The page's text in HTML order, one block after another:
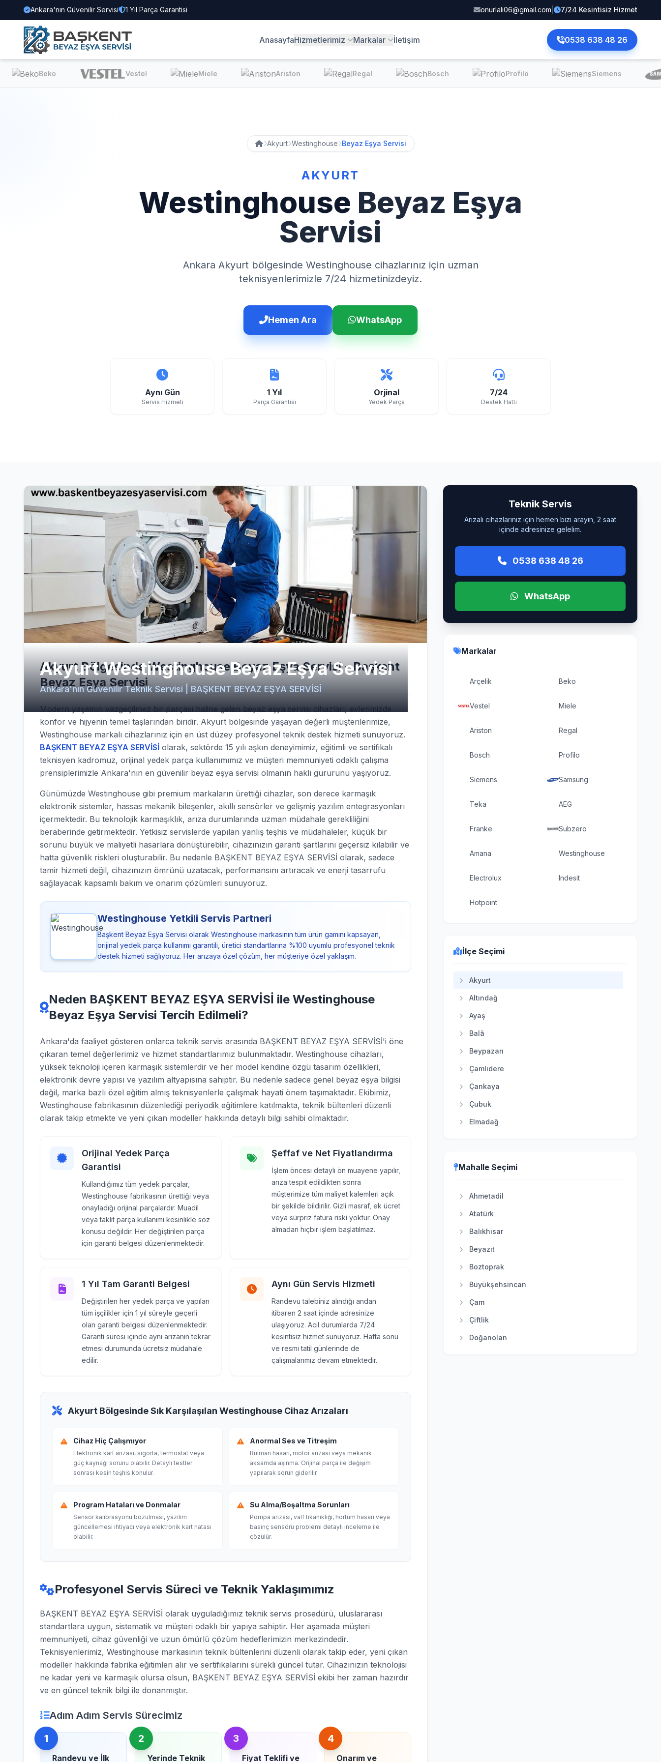
Ankara'nın Güvenilir Servisi 1 Yıl Parça Garantisi onurlali06@gmail.com 7/24 Kesintisiz Hizmet
AnasayfaHizmetlerimiz Markalar İletişim 0538 638 48 26
Beko Vestel Miele Ariston Regal Bosch Profilo Siemens
Akyurt Westinghouse Beyaz Eşya Servisi
AKYURT
Westinghouse Beyaz Eşya
Servisi
Ankara Akyurt bölgesinde Westinghouse cihazlarınız için uzman
teknisyenlerimizle 7/24 hizmetinizdeyiz.
Hemen Ara WhatsApp
Aynı Gün
Servis Hizmeti
1 Yıl
Parça Garantisi
Orjinal
Yedek Parça
7/24
Destek Hattı
Akyurt Westinghouse Beyaz Eşya Servisi
Ankara'nın Güvenilir Teknik Servisi | BAŞKENT BEYAZ EŞYA SERVİSİ
Akyurt Bölgesinde Westinghouse Beyaz Eşya Servisi - Başkent
Beyaz Eşya Servisi
Modern yaşamın vazgeçilmez bir parçası haline gelen beyaz eşya servisi cihazları, evlerimizde
konfor ve hijyenin temel taşlarından biridir. Akyurt bölgesinde yaşayan değerli müşterilerimize,
Westinghouse markalı cihazlarınız için en üst düzey profesyonel teknik destek hizmeti sunuyoruz.
BAŞKENT BEYAZ EŞYA SERVİSİ olarak, sektörde 15 yılı aşkın deneyimimiz, eğitimli ve sertifikalı
teknisyen kadromuz, orijinal yedek parça kullanımımız ve müşteri memnuniyeti odaklı çalışma
prensiplerimizle Ankara'nın en güvenilir beyaz eşya servisi olmanın haklı gururunu yaşıyoruz.
Günümüzde Westinghouse gibi premium markaların ürettiği cihazlar, son derece karmaşık
elektronik sistemler, hassas mekanik bileşenler, akıllı sensörler ve gelişmiş yazılım entegrasyonları
içermektedir. Bu teknolojik karmaşıklık, arıza durumlarında uzman müdahale gerekliliğini
beraberinde getirmektedir. Yetkisiz servislerde yapılan yanlış teşhis ve müdahaleler, küçük bir
sorunu büyük ve maliyetli hasarlara dönüştürebilir, cihazınızın garanti şartlarını geçersiz kılabilir ve
hatta güvenlik riskleri oluşturabilir. Bu nedenle BAŞKENT BEYAZ EŞYA SERVİSİ olarak, sadece
tamir hizmeti değil, cihazınızın ömrünü uzatacak, performansını artıracak ve enerji tasarrufu
sağlayacak kapsamlı bakım ve onarım çözümleri sunuyoruz.
Westinghouse Yetkili Servis Partneri
Başkent Beyaz Eşya Servisi olarak Westinghouse markasının tüm ürün gamını kapsayan,
orijinal yedek parça kullanımı garantili, üretici standartlarına %100 uyumlu profesyonel teknik
destek hizmeti sağlıyoruz. Her arızaya özel çözüm, her müşteriye özel yaklaşım.
Neden BAŞKENT BEYAZ EŞYA SERVİSİ ile Westinghouse
Beyaz Eşya Servisi Tercih Edilmeli?
Ankara'da faaliyet gösteren onlarca teknik servis arasında BAŞKENT BEYAZ EŞYA SERVİSİ'i öne
çıkaran temel değerlerimiz ve hizmet standartlarımız bulunmaktadır. Westinghouse cihazları,
yüksek teknoloji içeren karmaşık sistemlerdir ve her model kendine özgü tasarım özellikleri,
elektronik devre yapısı ve yazılım altyapısına sahiptir. Bu nedenle sadece genel beyaz eşya bilgisi
değil, marka bazlı özel eğitim almış teknisyenlerle çalışmak hayati önem taşımaktadır. Ekibimiz,
Westinghouse fabrikasının düzenlediği periyodik eğitimlere katılmakta, teknik bültenleri düzenli
olarak takip etmekte ve yeni çıkan modeller hakkında detaylı bilgi sahibi olmaktadır.
Orijinal Yedek Parça
Garantisi
Kullandığımız tüm yedek parçalar,
Westinghouse fabrikasının ürettiği veya
onayladığı orijinal parçalardır. Muadil
veya taklit parça kullanımı kesinlikle söz
konusu değildir. Her değiştirilen parça
için garanti belgesi düzenlenmektedir.
Şeffaf ve Net Fiyatlandırma
İşlem öncesi detaylı ön muayene yapılır,
arıza tespit edildikten sonra
müşterimize tüm maliyet kalemleri açık
bir şekilde bildirilir. Gizli masraf, ek ücret
veya sürpriz fatura riski yoktur. Onay
almadan hiçbir işlem başlatılmaz.
1 Yıl Tam Garanti Belgesi
Değiştirilen her yedek parça ve yapılan
tüm işçilikler için 1 yıl süreyle geçerli
olan garanti belgesi düzenlenmektedir.
Garanti süresi içinde aynı arızanın tekrar
etmesi durumunda ücretsiz müdahale
edilir.
Aynı Gün Servis Hizmeti
Randevu talebiniz alındığı andan
itibaren 2 saat içinde adresinize
ulaşıyoruz. Acil durumlarda 7/24
kesintisiz hizmet sunuyoruz. Hafta sonu
ve resmi tatil günlerinde de
çalışmalarımız devam etmektedir.
Akyurt Bölgesinde Sık Karşılaşılan Westinghouse Cihaz Arızaları
Cihaz Hiç Çalışmıyor
Elektronik kart arızası, sigorta, termostat veya
güç kaynağı sorunu olabilir. Detaylı testler
sonrası kesin teşhis konulur.
Anormal Ses ve Titreşim
Rulman hasarı, motor arızası veya mekanik
aksamda aşınma. Orijinal parça ile değişim
yapılarak sorun giderilir.
Program Hataları ve Donmalar
Sensör kalibrasyonu bozulması, yazılım
güncellemesi ihtiyacı veya elektronik kart hatası
olabilir.
Su Alma/Boşaltma Sorunları
Pompa arızası, valf tıkanıklığı, hortum hasarı veya
basınç sensörü problemi detaylı inceleme ile
çözülür.
Profesyonel Servis Süreci ve Teknik Yaklaşımımız
BAŞKENT BEYAZ EŞYA SERVİSİ olarak uyguladığımız teknik servis prosedürü, uluslararası
standartlara uygun, sistematik ve müşteri odaklı bir yapıya sahiptir. Her aşamada müşteri
memnuniyeti, cihaz güvenliği ve uzun ömürlü çözüm hedeflerimizin merkezindedir.
Teknisyenlerimiz, Westinghouse markasının teknik bültenlerini düzenli olarak takip eder, yeni çıkan
modeller hakkında fabrika eğitimleri alır ve sertifikalarını sürekli güncel tutar. Cihazınızın teknolojisi
ne kadar yeni ve karmaşık olursa olsun, BAŞKENT BEYAZ EŞYA SERVİSİ ekibi her zaman hazırdır
ve en güncel teknik bilgi ile donanmıştır.
Adım Adım Servis Sürecimiz
1
Randevu ve İlk
2
Yerinde Teknik
3
Fiyat Teklifi ve
4
Onarım ve
Teknik Servis
Arızalı cihazlarınız için hemen bizi arayın, 2 saat
içinde adresinize gelelim.
0538 638 48 26
WhatsApp
Markalar
Arçelik Beko
Vestel Miele
Ariston Regal
Bosch Profilo
Siemens Samsung
Teka AEG
Franke Subzero
Amana Westinghouse
Electrolux Indesit
Hotpoint
İlçe Seçimi
Akyurt
Altındağ
Ayaş
Balâ
Beypazarı
Çamlıdere
Çankaya
Çubuk
Elmadağ
Güdül
Haymana
Kahramankazan
Kalecik
Keçiören
Kızılcahamam
Mamak
Nallıhan
Polatlı
Mahalle Seçimi
Ahmetadil
Atatürk
Balıkhisar
Beyazıt
Boztoprak
Büyükşehsincan
Çam
Çiftlik
Doğanolan